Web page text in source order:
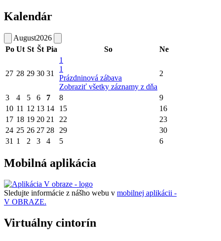
Kalendár
August2026
Po Ut St Št Pia So Ne
27 28 29 30 31
1
1
Prázdninová zábava
Zobraziť všetky záznamy z dňa
2
3 4 5 6 7 8
9
10 11 12 13 14 15
16
17 18 19 20 21 22
23
24 25 26 27 28 29
30
31 1 2 3 4 5 6
Mobilná aplikácia
Sledujte informácie z nášho webu v mobilnej aplikácii -
V OBRAZE.
Virtuálny cintorín